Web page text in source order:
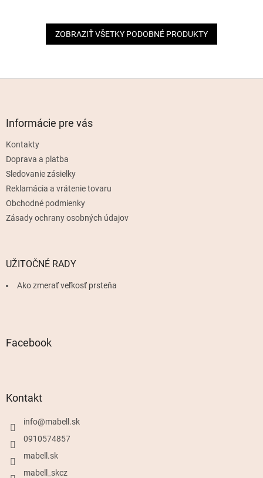
ZOBRAZIŤ VŠETKY PODOBNÉ PRODUKTY
Informácie pre vás
Kontakty
Doprava a platba
Sledovanie zásielky
Reklamácia a vrátenie tovaru
Obchodné podmienky
Zásady ochrany osobných údajov
UŽITOČNÉ RADY
Ako zmerať veľkosť prsteňa
Facebook
Kontakt
info@mabell.sk
0910574857
mabell.sk
mabell_skcz